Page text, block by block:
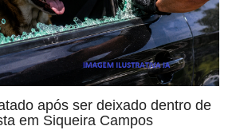
após ser deixado dentro de
em Siqueira Campos